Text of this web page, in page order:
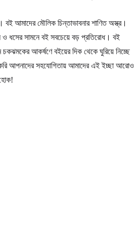
আমাদের মৌলিক চিন্তাভাবনার শাণিত অস্ত্র।
ও ধসের সামনে বই সবচেয়ে বড় প্রতিরোধ। বই
আকর্ষণে বইয়ের দিক থেকে ঘুরিয়ে নিচ্ছে
আপনাদের সহযোগিতায় আমাদের এই ইচ্ছা আরোও